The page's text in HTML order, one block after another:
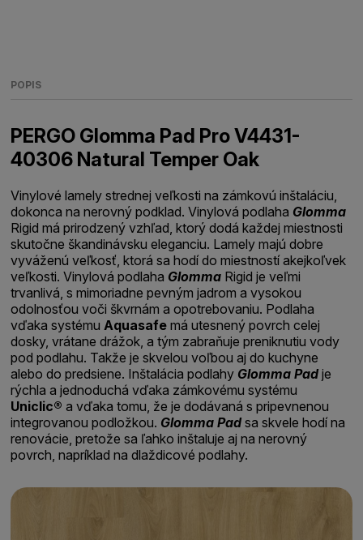
POPIS
PERGO Glomma Pad Pro V4431-
40306 Natural Temper Oak
Vinylové lamely strednej veľkosti na zámkovú inštaláciu,
dokonca na nerovný podklad. Vinylová podlaha Glomma
Rigid má prirodzený vzhľad, ktorý dodá každej miestnosti
skutočne škandinávsku eleganciu. Lamely majú dobre
vyváženú veľkosť, ktorá sa hodí do miestností akejkoľvek
veľkosti. Vinylová podlaha Glomma Rigid je veľmi
trvanlivá, s mimoriadne pevným jadrom a vysokou
odolnosťou voči škvrnám a opotrebovaniu. Podlaha
vďaka systému Aquasafe má utesnený povrch celej
dosky, vrátane drážok, a tým zabraňuje preniknutiu vody
pod podlahu. Takže je skvelou voľbou aj do kuchyne
alebo do predsiene. Inštalácia podlahy Glomma Pad je
rýchla a jednoduchá vďaka zámkovému systému
Uniclic® a vďaka tomu, že je dodávaná s pripevnenou
integrovanou podložkou. Glomma Pad sa skvele hodí na
renovácie, pretože sa ľahko inštaluje aj na nerovný
povrch, napríklad na dlaždicové podlahy.